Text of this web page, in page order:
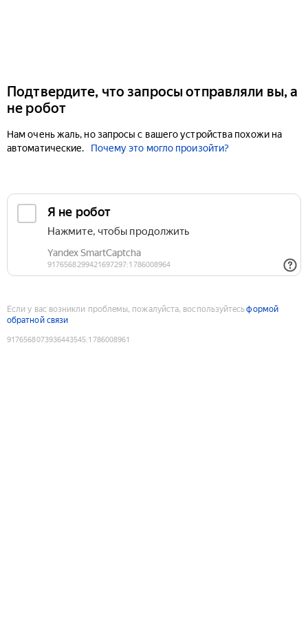
Подтвердите, что запросы отправляли вы, а
не робот
Нам очень жаль, но запросы с вашего устройства похожи на
автоматические.
Почему это могло произойти?
Если у вас возникли проблемы, пожалуйста, воспользуйтесьформой
обратной связи
9176568073936443545:1786008961